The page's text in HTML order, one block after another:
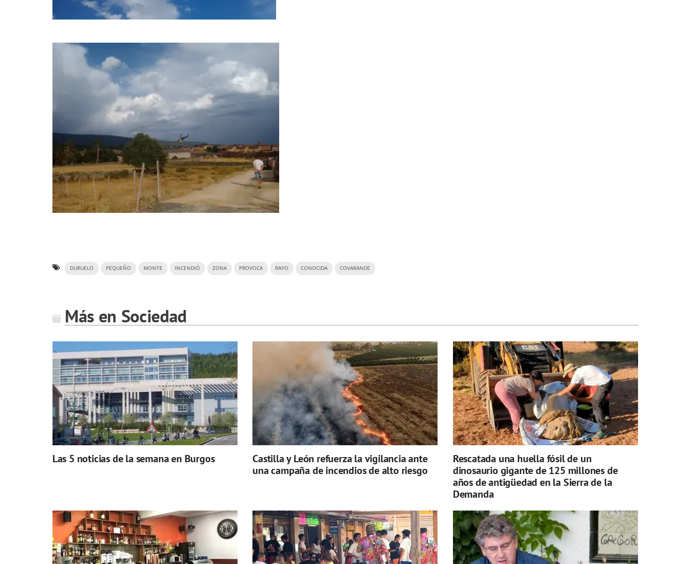
DURUELO PEQUEÑO MONTE INCENDIÓ ZONA PROVOCA RAYO CONOCIDA COVARANDE
Más en Sociedad
Las 5 noticias de la semana en Burgos
Castilla y León refuerza la vigilancia ante
una campaña de incendios de alto riesgo
Rescatada una huella fósil de un
dinosaurio gigante de 125 millones de
años de antigüedad en la Sierra de la
Demanda